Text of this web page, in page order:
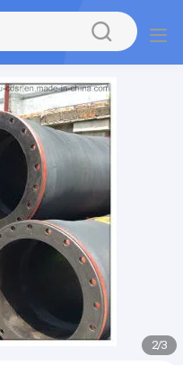
2/3